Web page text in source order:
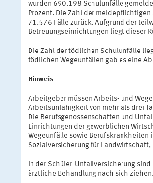
wurden 690.198 Schulunfälle
Prozent. Die Zahl der
71.576 Fälle zurück. Aufgrund der
Betreuungseinrichtungen liegt dieser
Die Zahl der tödlichen Schulunfälle
tödlichen Wegeunfällen gab es eine
Hinweis
Arbeitgeber müssen Arbeits- und
Arbeitsunfähigkeit von mehr als drei
Die Berufsgenossenschaften und
Einrichtungen der gewerblichen
Wegeunfälle sowie Berufskrankheiten
Sozialversicherung für
In der Schüler-Unfallversicherung
ärztliche Behandlung nach sich ziehen.